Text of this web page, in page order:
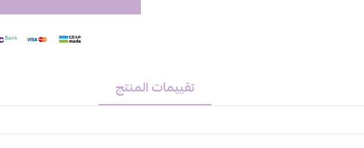
ضع كمية كافية من الزيت على الجلد
تقييمات المنتج